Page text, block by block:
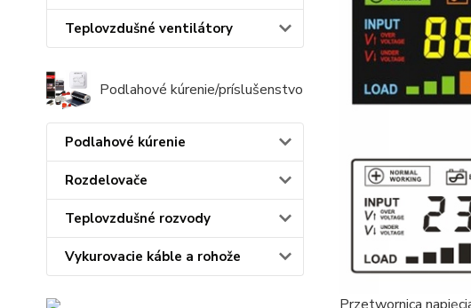
Teplovzdušné ventilátory
Podlahové kúrenie/príslušenstvo
Podlahové kúrenie
Rozdelovače
Teplovzdušné rozvody
Vykurovacie káble a rohože